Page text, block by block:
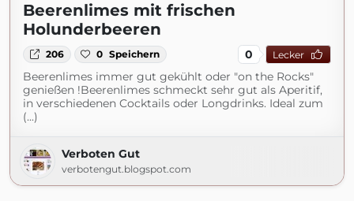
Beerenlimes mit frischen
Holunderbeeren
206 0 Speichern 0 Lecker
Beerenlimes immer gut gekühlt oder "on the Rocks"
genießen !Beerenlimes schmeckt sehr gut als Aperitif,
in verschiedenen Cocktails oder Longdrinks. Ideal zum
(...)
Verboten Gut
verbotengut.blogspot.com